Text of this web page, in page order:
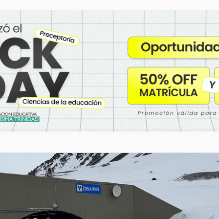
y contó con la intervención de la
Unidad VANT, que ubicó a la mujer en
un descampado. Tras ser asistida por
personal policial, fue trasladada al
hospital para recibir atención médica.